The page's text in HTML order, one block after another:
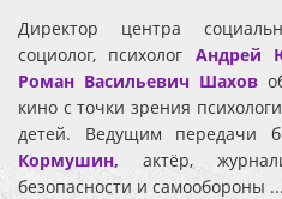
Директор центра
социолог, психолог Андрей
Роман Васильевич Шахов
кино с точки зрения
детей. Ведущим передачи
Кормушин, актёр,
безопасности и самообороны ...